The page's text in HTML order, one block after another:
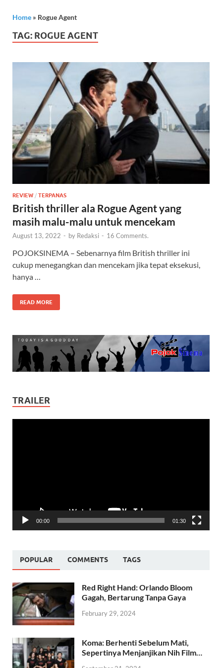
Home » Rogue Agent
TAG: ROGUE AGENT
REVIEW / TERPANAS
British thriller ala Rogue Agent yang
masih malu-malu untuk mencekam
August 13, 2022 - by Redaksi - 16 Comments.
POJOKSINEMA – Sebenarnya film British thriller ini
cukup menegangkan dan mencekam jika tepat eksekusi,
hanya …
READ MORE
TRAILER
00:00 01:30
POPULAR COMMENTS TAGS
Red Right Hand: Orlando Bloom
Gagah, Bertarung Tanpa Gaya
February 29, 2024
Koma: Berhenti Sebelum Mati,
Sepertinya Menjanjikan Nih Film…